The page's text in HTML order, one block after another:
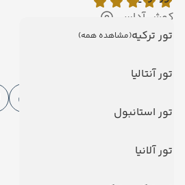
تور ترکیه(مشاهده همه)
تور آنتالیا
تور استانبول
تور آلانیا
کوش آداسی
نمایش روی نقشه
امکانات هتل
امکانات ورزشی
آسانسور